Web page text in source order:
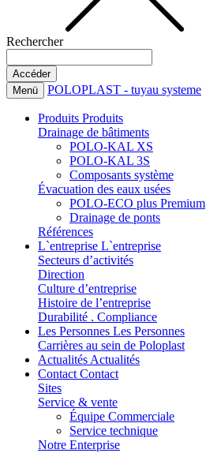
Rechercher
Menü POLOPLAST - tuyau systeme
Produits Produits
Drainage de bâtiments
POLO-KAL XS
POLO-KAL 3S
Composants système
Évacuation des eaux usées
POLO-ECO plus Premium
Drainage de ponts
Références
L`entreprise L`entreprise
Secteurs d’activités
Direction
Culture d’entreprise
Histoire de l’entreprise
Durabilité . Compliance
Les Personnes Les Personnes
Carrières au sein de Poloplast
Actualités Actualités
Contact Contact
Sites
Service & vente
Équipe Commerciale
Service technique
Notre Enterprise